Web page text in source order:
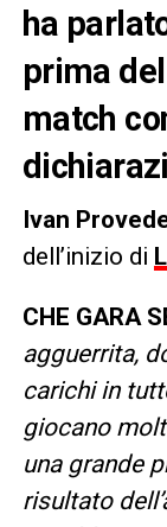
ha
prima
match
Ivan
dell’inizio di
CHE GARA
agguerrita,
carichi in
giocano
una grande
risultato